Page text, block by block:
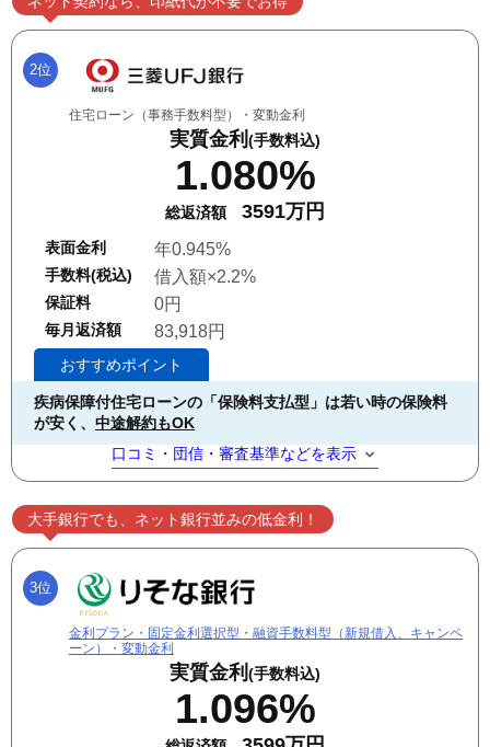
2位
住宅ローン（事務手数料型）・変動金利
実質金利 (手数料込)
1.080%
総返済額 3591万円
表面金利 年0.945%
手数料(税込) 借入額×2.2%
保証料 0円
毎月返済額 83,918円
おすすめポイント
疾病保障付住宅ローンの「保険料支払型」は若い時の保険料
が安く、 中途解約もOK
口コミ・団信・審査基準などを表示
大手銀行でも、ネット銀行並みの低金利！
3位
金利プラン・固定金利選択型・融資手数料型（新規借入、キャンペ
ーン）・変動金利
実質金利 (手数料込)
1.096%